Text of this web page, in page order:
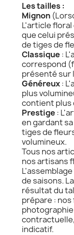
Les tailles :
Mignon
L'article
que celui
de tiges de
Classique:
correspond
présenté sur
Généreux:
plus
contient plus
Prestige:
en gardant
tiges de
volumineux.
Tous nos
nos artisans
de saisons.
résultat du
prépare :
indicatif.